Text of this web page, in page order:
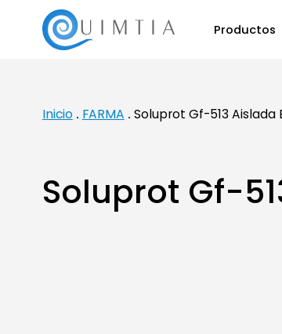
Productos
Inicio
FARMA Soluprot Gf-513 Aislada
Soluprot Gf-